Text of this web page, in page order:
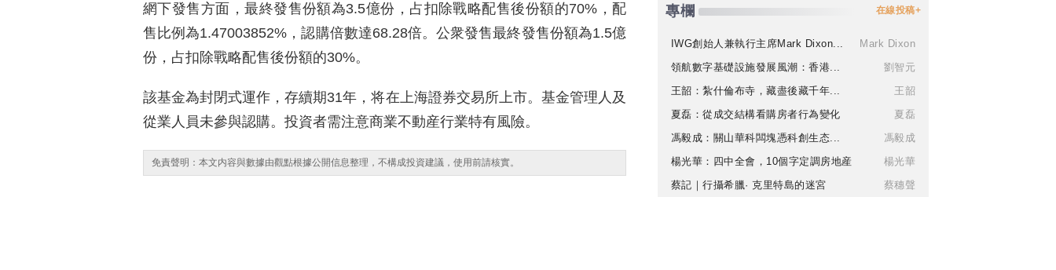
網下發售方面，最終發售份額為3.5億份，占扣除戰略配售後份額的70%，配
售比例為1.47003852%，認購倍數達68.28倍。公衆發售最終發售份額為1.5億
份，占扣除戰略配售後份額的30%。
該基金為封閉式運作，存續期31年，将在上海證券交易所上市。基金管理人及
從業人員未參與認購。投資者需注意商業不動産行業特有風險。
免責聲明：本文内容與數據由觀點根據公開信息整理，不構成投資建議，使用前請核實。
專欄 在線投稿+
IWG創始人兼執行主席Mark Dixon...
Mark Dixon
領航數字基礎設施發展風潮：香港...
劉智元
王韶：紮什倫布寺，藏盡後藏千年...
王韶
夏磊：從成交結構看購房者行為變化
夏磊
馮毅成：關山華科闆塊憑科創生态...
馮毅成
楊光華：四中全會，10個字定調房地産
楊光華
蔡記｜行攝希臘· 克里特島的迷宮
蔡穗聲